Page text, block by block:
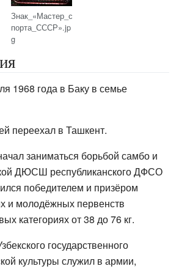
Знак_«Мастер_с
порта_СССР».jp
g
1968 года в Баку в семье
переехал в Ташкент.
заниматься борьбой самбо и
ДЮСШ республиканского ДФСО
победителем и призёром
и молодёжных первенств
категориях от 38 до 76 кг.
государственного
культуры служил в армии,